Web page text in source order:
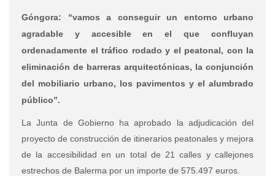
Góngora: “vamos a conseguir un entorno urbano
agradable y accesible en el que confluyan
ordenadamente el tráfico rodado y el peatonal, con la
eliminación de barreras arquitectónicas, la conjunción
del mobiliario urbano, los pavimentos y el alumbrado
público”.
La Junta de Gobierno ha aprobado la adjudicación del
proyecto de construcción de itinerarios peatonales y mejora
de la accesibilidad en un total de 21 calles y callejones
estrechos de Balerma por un importe de 575.497 euros.